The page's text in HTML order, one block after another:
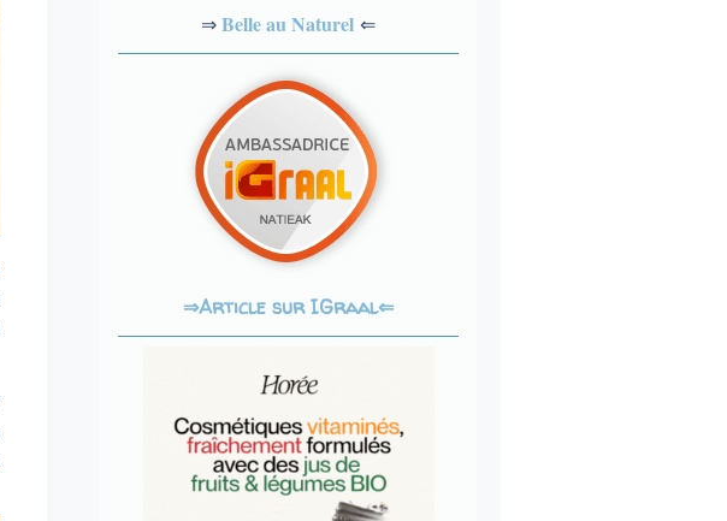
⇒Belle au Naturel ⇐
⇒Article sur IGraal⇐